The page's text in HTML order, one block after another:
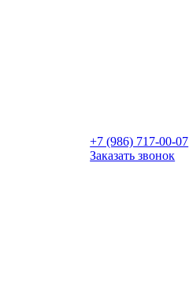
+7 (986) 717-00-07
Заказать звонок